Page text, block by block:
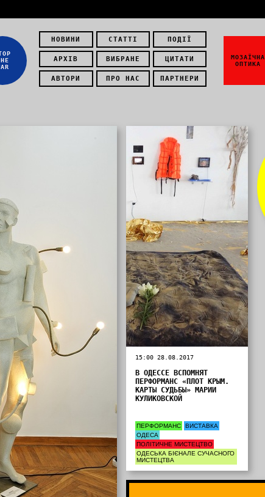
НОВИНИ СТАТТІ ПОДІЇ
АРХІВ ВИБРАНЕ ЦИТАТИ
АВТОРИ ПРО НАС ПАРТНЕРИ
МОЗАЇЧНА
ОПТИКА
15:00 28.08.2017
В ОДЕССЕ ВСПОМНЯТ
ПЕРФОРМАНС «ПЛОТ КРЫМ.
КАРТЫ СУДЬБЫ» МАРИИ
КУЛИКОВСКОЙ
ПЕРФОРМАНС
ВИСТАВКА
ОДЕСА
ПОЛІТИЧНЕ МИСТЕЦТВО
ОДЕСЬКА БІЄНАЛЕ СУЧАСНОГО
МИСТЕЦТВА